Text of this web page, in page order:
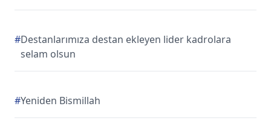
#Destanlarımıza destan ekleyen lider kadrolara
selam olsun
#Yeniden Bismillah